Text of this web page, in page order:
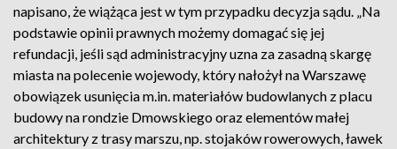
napisano, że wiążąca jest w tym przypadku decyzja sądu. „Na
podstawie opinii prawnych możemy domagać się jej
refundacji, jeśli sąd administracyjny uzna za zasadną skargę
miasta na polecenie wojewody, który nałożył na Warszawę
obowiązek usunięcia m.in. materiałów budowlanych z placu
budowy na rondzie Dmowskiego oraz elementów małej
architektury z trasy marszu, np. stojaków rowerowych, ławek